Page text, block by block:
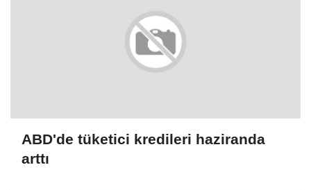
ABD'de tüketici kredileri haziranda
arttı